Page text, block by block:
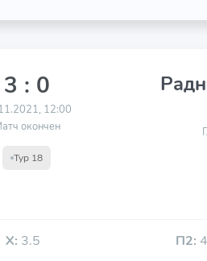
3 : 0
12:00
окончен
Тур 18
Х: 3.5 П2: